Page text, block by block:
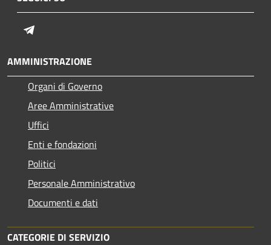
AMMINISTRAZIONE
Organi di Governo
Aree Amministrative
Uffici
Enti e fondazioni
Politici
Personale Amministrativo
Documenti e dati
CATEGORIE DI SERVIZIO